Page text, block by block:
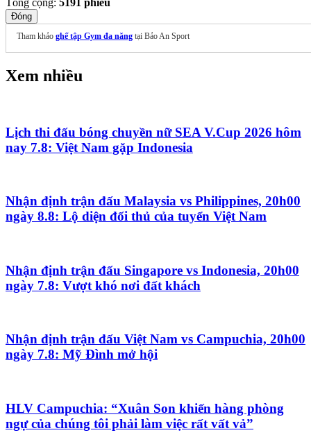
Tổng cộng: 5191 phiếu
Đóng
Tham khảo ghế tập Gym đa năng tại Bảo An Sport
Xem nhiều
Lịch thi đấu bóng chuyền nữ SEA V.Cup 2026 hôm
nay 7.8: Việt Nam gặp Indonesia
Nhận định trận đấu Malaysia vs Philippines, 20h00
ngày 8.8: Lộ diện đối thủ của tuyển Việt Nam
Nhận định trận đấu Singapore vs Indonesia, 20h00
ngày 7.8: Vượt khó nơi đất khách
Nhận định trận đấu Việt Nam vs Campuchia, 20h00
ngày 7.8: Mỹ Đình mở hội
HLV Campuchia: “Xuân Son khiến hàng phòng
ngự của chúng tôi phải làm việc rất vất vả”